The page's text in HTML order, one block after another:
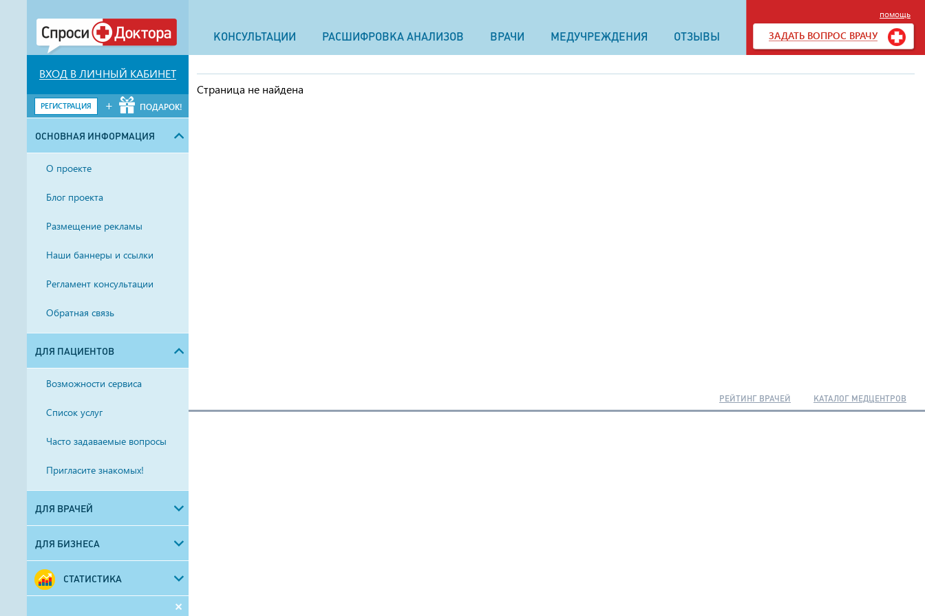
ВХОД В ЛИЧНЫЙ КАБИНЕТ
РЕГИСТРАЦИЯ + ПОДАРОК!
ОСНОВНАЯ ИНФОРМАЦИЯ
О проекте
Блог проекта
Размещение рекламы
Наши баннеры и ссылки
Регламент консультации
Обратная связь
ДЛЯ ПАЦИЕНТОВ
Возможности сервиса
Список услуг
Часто задаваемые вопросы
Пригласите знакомых!
ДЛЯ ВРАЧЕЙ
ДЛЯ БИЗНЕСА
СТАТИСТИКА
помощь
ЗАДАТЬ ВОПРОС ВРАЧУ
КОНСУЛЬТАЦИИ РАСШИФРОВКА АНАЛИЗОВ ВРАЧИ МЕДУЧРЕЖДЕНИЯ ОТЗЫВЫ
Страница не найдена
РЕЙТИНГ ВРАЧЕЙ КАТАЛОГ МЕДЦЕНТРОВ